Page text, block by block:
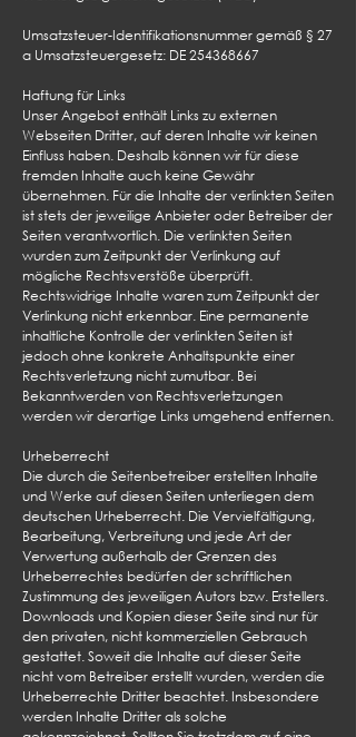
Umsatzsteuer-Identifikationsnummer gemäß § 27
a Umsatzsteuergesetz: DE254368667
Haftung für Links
Unser Angebot enthält Links zu externen
Webseiten Dritter, auf deren Inhalte wir keinen
Einfluss haben. Deshalb können wir für diese
fremden Inhalte auch keine Gewähr
übernehmen. Für die Inhalte der verlinkten Seiten
ist stets der jeweilige Anbieter oder Betreiber der
Seiten verantwortlich. Die verlinkten Seiten
wurden zum Zeitpunkt der Verlinkung auf
mögliche Rechtsverstöße überprüft.
Rechtswidrige Inhalte waren zum Zeitpunkt der
Verlinkung nicht erkennbar. Eine permanente
inhaltliche Kontrolle der verlinkten Seiten ist
jedoch ohne konkrete Anhaltspunkte einer
Rechtsverletzung nicht zumutbar. Bei
Bekanntwerden von Rechtsverletzungen
werden wir derartige Links umgehend entfernen.
Urheberrecht
Die durch die Seitenbetreiber erstellten Inhalte
und Werke auf diesen Seiten unterliegen dem
deutschen Urheberrecht. Die Vervielfältigung,
Bearbeitung, Verbreitung und jede Art der
Verwertung außerhalb der Grenzen des
Urheberrechtes bedürfen der schriftlichen
Zustimmung des jeweiligen Autors bzw. Erstellers.
Downloads und Kopien dieser Seite sind nur für
den privaten, nicht kommerziellen Gebrauch
gestattet. Soweit die Inhalte auf dieser Seite
nicht vom Betreiber erstellt wurden, werden die
Urheberrechte Dritter beachtet. Insbesondere
werden Inhalte Dritter als solche